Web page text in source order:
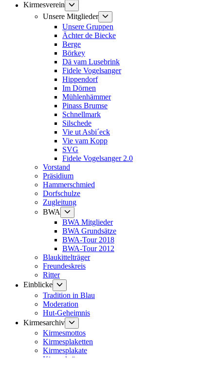
Kirmesverein
Untermenü
anzeigen
Unsere Mitglieder
anzeigen
Unsere Gruppen
Ächter de Biecke
Berge
Börkey
Dä vam Lusebrink
Fidele Vogelsanger
Hippendorf
Im Dörnen
Mühlenhämmer
Pinass Brumse
Schnellmark
Silschede
Vie ut Asbi´eck
Vie vam Kopp
SVG
Fidele Vogelsanger 2.0
Vorstand
Präsidium
Hammerschmied
Dorfschulze
Zugleitung
BWA
anzeigen
BWA Mitglieder
BWA Grundsätze
BWA-Tour 2018
BWA-Tour 2012
Blaukittelträger
Freundeskreis
Ritter
Einblicke
Untermenü
anzeigen
Tradition in Blau
Moderation
Hut-Geheimnis
Kirmesarchiv
anzeigen
Kirmesmottos
Kirmesplaketten
Kirmesplakate
Kirmeskrüge